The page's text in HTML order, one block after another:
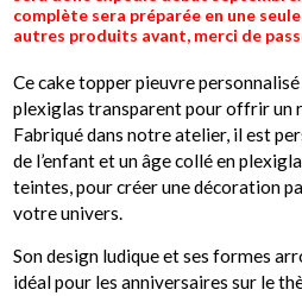
complète sera préparée en une
autres produits avant, merci de
Ce cake topper pieuvre
plexiglas transparent pour offrir un
Fabriqué dans notre atelier, il est
de l’enfant et un âge collé en
teintes, pour créer une décoration
votre univers.
Son design ludique et ses formes
idéal pour les anniversaires sur le